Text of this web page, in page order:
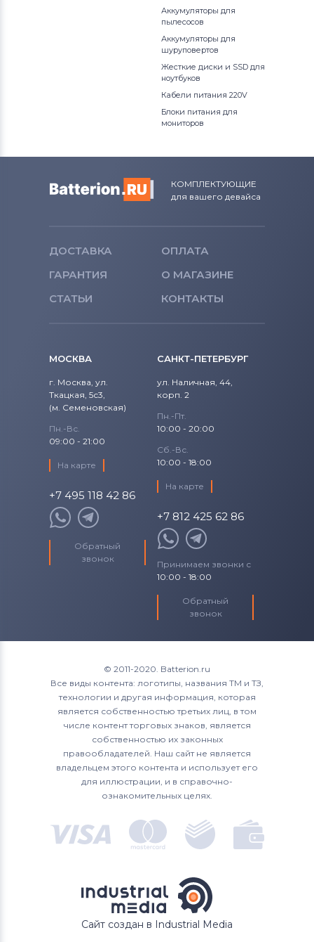
Аккумуляторы для
пылесосов
Аккумуляторы для
шуруповертов
Жесткие диски и SSD для
ноутбуков
Кабели питания 220V
Блоки питания для
мониторов
КОМПЛЕКТУЮЩИЕ
для вашего девайса
ДОСТАВКА
ОПЛАТА
ГАРАНТИЯ
О МАГАЗИНЕ
СТАТЬИ
КОНТАКТЫ
МОСКВА
г. Москва, ул.
Ткацкая, 5с3,
(м. Семеновская)
Пн.-Вс.
09:00 - 21:00
На карте
+7 495 118 42 86
Обратный
звонок
САНКТ-ПЕТЕРБУРГ
ул. Наличная, 44,
корп. 2
Пн.-Пт.
10:00 - 20:00
Сб.-Вс.
10:00 - 18:00
На карте
+7 812 425 62 86
Принимаем звонки с
10:00 - 18:00
Обратный
звонок
© 2011-2020. Batterion.ru
Все виды контента: логотипы, названия ТМ и ТЗ,
технологии и другая информация, которая
является собственностью третьих лиц, в том
числе контент торговых знаков, является
собственностью их законных
правообладателей. Наш сайт не является
владельцем этого контента и использует его
для иллюстрации, и в справочно-
ознакомительных целях.
Сайт создан в Industrial Media